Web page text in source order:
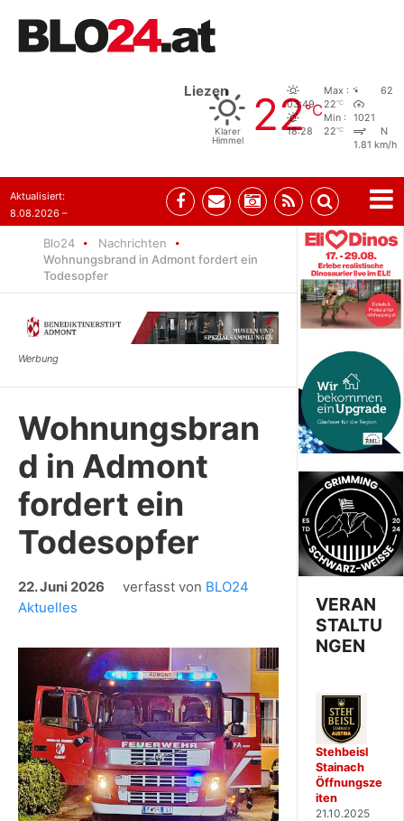
Liezen
Klarer
Himmel
22°C
03:49
18:28
Max :
22°C
Min :
22°C
62
1021
N
1.81 km/h
Aktualisiert:
8.08.2026 –
Blo24
Nachrichten
Wohnungsbrand in Admont fordert ein
Todesopfer
Wohnungsbran
d in Admont
fordert ein
Todesopfer
22. Juni 2026 verfasst von BLO24
Aktuelles
VERAN
STALTU
NGEN
Stehbeisl
Stainach
Öffnungsze
iten
21.10.2025